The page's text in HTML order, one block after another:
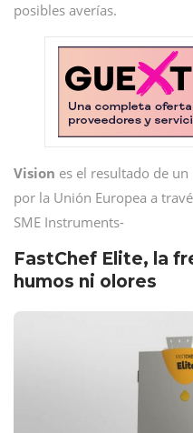
posibles averías.
Vision es el resultado de
por la Unión Europea a
SME Instruments-
FastChef Elite, la
humos ni olores